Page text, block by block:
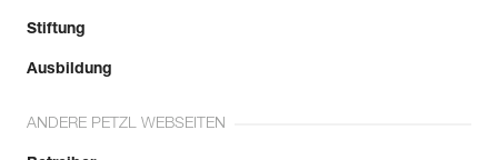
Stiftung
Ausbildung
ANDERE PETZL WEBSEITEN